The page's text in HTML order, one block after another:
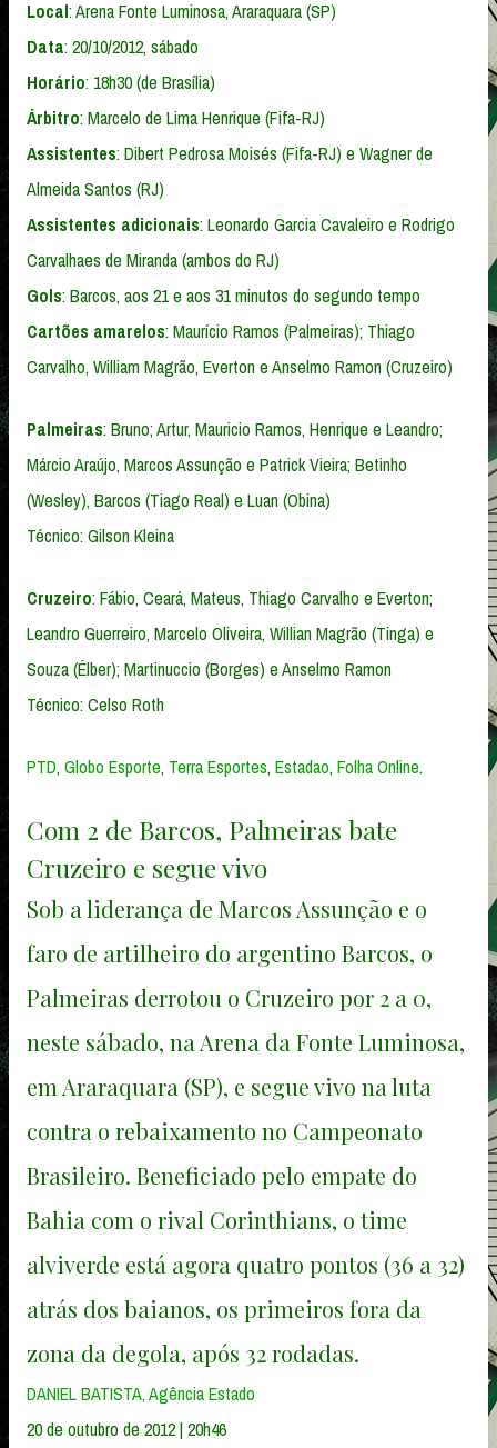
Local: Arena Fonte Luminosa, Araraquara (SP)
Data: 20/10/2012, sábado
Horário: 18h30 (de Brasília)
Árbitro: Marcelo de Lima Henrique (Fifa-RJ)
Assistentes: Dibert Pedrosa Moisés (Fifa-RJ) e Wagner de
Almeida Santos (RJ)
Assistentes adicionais: Leonardo Garcia Cavaleiro e Rodrigo
Carvalhaes de Miranda (ambos do RJ)
Gols: Barcos, aos 21 e aos 31 minutos do segundo tempo
Cartões amarelos: Maurício Ramos (Palmeiras); Thiago
Carvalho, William Magrão, Everton e Anselmo Ramon (Cruzeiro)
Palmeiras: Bruno; Artur, Mauricio Ramos, Henrique e Leandro;
Márcio Araújo, Marcos Assunção e Patrick Vieira; Betinho
(Wesley), Barcos (Tiago Real) e Luan (Obina)
Técnico: Gilson Kleina
Cruzeiro: Fábio, Ceará, Mateus, Thiago Carvalho e Everton;
Leandro Guerreiro, Marcelo Oliveira, Willian Magrão (Tinga) e
Souza (Élber); Martinuccio (Borges) e Anselmo Ramon
Técnico: Celso Roth
PTD, Globo Esporte, Terra Esportes, Estadao, Folha Online.
Com 2 de Barcos, Palmeiras bate
Cruzeiro e segue vivo
Sob a liderança de Marcos Assunção e o
faro de artilheiro do argentino Barcos, o
Palmeiras derrotou o Cruzeiro por 2 a 0,
neste sábado, na Arena da Fonte Luminosa,
em Araraquara (SP), e segue vivo na luta
contra o rebaixamento no Campeonato
Brasileiro. Beneficiado pelo empate do
Bahia com o rival Corinthians, o time
alviverde está agora quatro pontos (36 a 32)
atrás dos baianos, os primeiros fora da
zona da degola, após 32 rodadas.
DANIEL BATISTA, Agência Estado
20 de outubro de 2012 | 20h46